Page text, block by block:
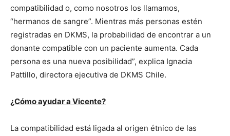
compatibilidad o, como nosotros los llamamos,
“hermanos de sangre”. Mientras más personas estén
registradas en DKMS, la probabilidad de encontrar a un
donante compatible con un paciente aumenta. Cada
persona es una nueva posibilidad”, explica Ignacia
Pattillo, directora ejecutiva de DKMS Chile.
¿Cómo ayudar a Vicente?
La compatibilidad está ligada al origen étnico de las